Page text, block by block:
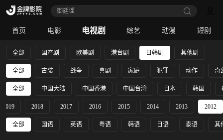
御廷谣‎
首页 电影 电视剧 综艺 动漫 短剧
全部 国产剧 欧美剧 港台剧 日韩剧 其他剧
全部 古装 战争 喜剧 家庭 犯罪 动作 奇
全部 中国大陆 中国香港 中国台湾 日本 韩国
2019 2018 2017 2016 2015 2014 2013 2012
全部 国语 英语 粤语 韩语 日语 泰语 其